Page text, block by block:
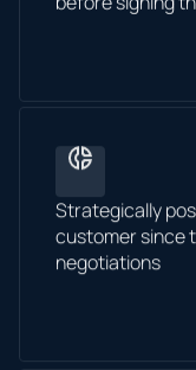
Strategically
customer since
negotiations